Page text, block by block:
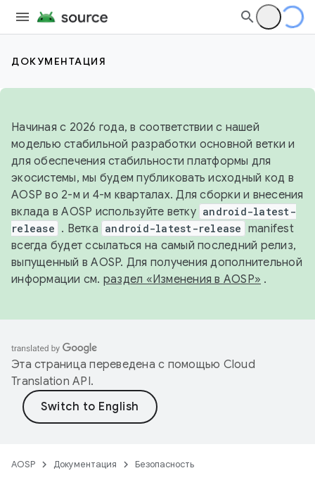
ДОКУМЕНТАЦИЯ
Начиная с 2026 года, в соответствии с нашей
моделью стабильной разработки основной ветки и
для обеспечения стабильности платформы для
экосистемы, мы будем публиковать исходный код в
AOSP во 2-м и 4-м кварталах. Для сборки и внесения
вклада в AOSP используйте ветку android-latest-
release . Ветка android-latest-release manifest
всегда будет ссылаться на самый последний релиз,
выпущенный в AOSP. Для получения дополнительной
информации см. раздел «Изменения в AOSP» .
Эта страница переведена с помощью Cloud
Translation API.
AOSP Документация Безопасность